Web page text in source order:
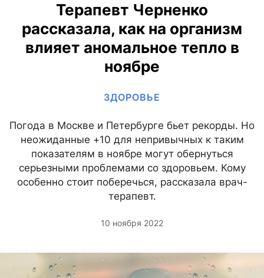
Терапевт Черненко
рассказала, как на организм
влияет аномальное тепло в
ноябре
ЗДОРОВЬЕ
Погода в Москве и Петербурге бьет рекорды. Но
неожиданные +10 для непривычных к таким
показателям в ноябре могут обернуться
серьезными проблемами со здоровьем. Кому
особенно стоит поберечься, рассказала врач-
терапевт.
10 ноября 2022